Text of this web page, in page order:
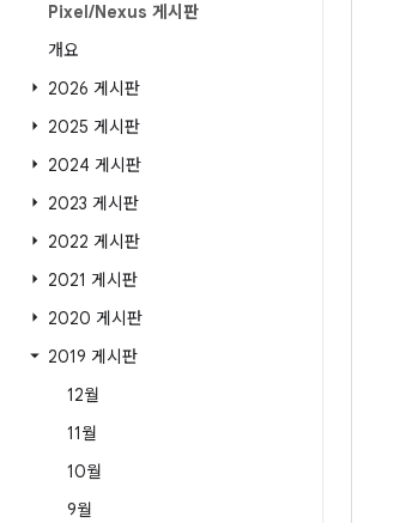
Pixel/Nexus 게시판
개요
2026 게시판
2025 게시판
2024 게시판
2023 게시판
2022 게시판
2021 게시판
2020 게시판
2019 게시판
12월
11월
10월
9월